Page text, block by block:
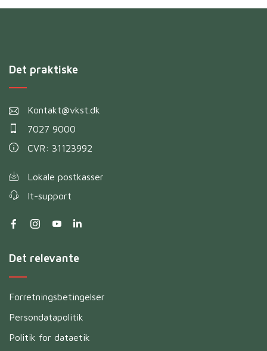
Det praktiske
Kontakt@vkst.dk
7027 9000
CVR: 31123992
Lokale postkasser
It-support
Det relevante
Forretningsbetingelser
Persondatapolitik
Politik for dataetik